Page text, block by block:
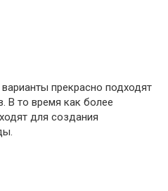
прекрасно подходят
В то время как более
для создания